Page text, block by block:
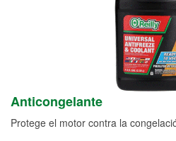
Anticongelante
Protege el motor contra la